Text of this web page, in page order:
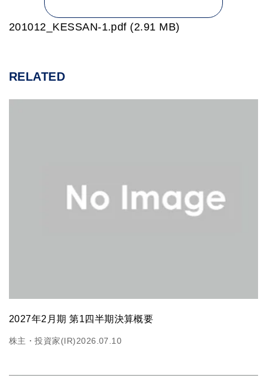
201012_KESSAN-1.pdf (2.91 MB)
RELATED
2027年2月期 第1四半期決算概要
株主・投資家(IR)2026.07.10